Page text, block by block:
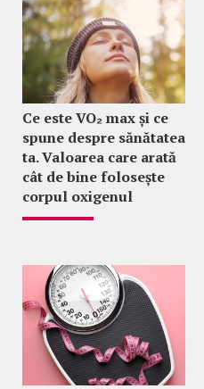
Ce este VO₂ max și ce
spune despre sănătatea
ta. Valoarea care arată
cât de bine folosește
corpul oxigenul